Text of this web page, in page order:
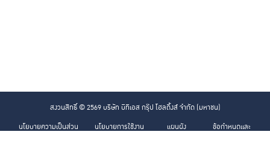
สงวนสิทธิ์ © 2569 บริษัท บีทีเอส กรุ๊ป โฮลดิ้งส์ จำกัด (มหาชน)
นโยบายความเป็นส่วน
นโยบายการใช้งาน
แผนผัง
ข้อกำหนดและ